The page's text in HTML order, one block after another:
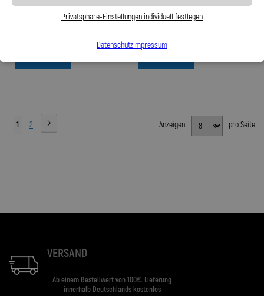
69,95 €
1 2 Anzeigen pro Seite
VERSAND
Ab einem Bestellwert von 100€. Lieferung
innerhalb Deutschlands kostenlos
Privatsphäre-Einstellungen individuell festlegen
DatenschutzImpressum